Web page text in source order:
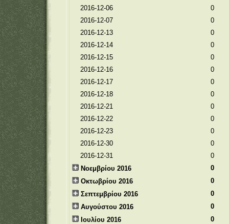
2016-12-06
0
2016-12-07
0
2016-12-13
0
2016-12-14
0
2016-12-15
0
2016-12-16
0
2016-12-17
0
2016-12-18
0
2016-12-21
0
2016-12-22
0
2016-12-23
0
2016-12-30
0
2016-12-31
0
Νοεμβρίου 2016
0
Οκτωβρίου 2016
0
Σεπτεμβρίου 2016
0
Αυγούστου 2016
0
Ιουλίου 2016
0